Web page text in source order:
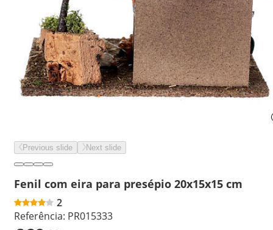
Previous slide Next slide
Fenil com eira para presépio 20x15x15 cm
2
Referência: PR015333